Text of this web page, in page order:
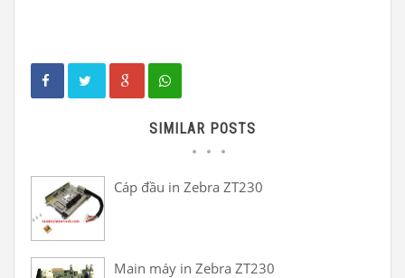
SIMILAR POSTS
Cáp đầu in Zebra ZT230
Main máy in Zebra ZT230